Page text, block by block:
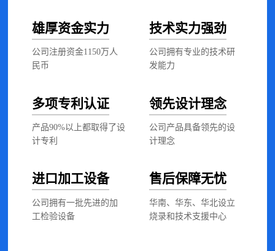
雄厚资金实力
公司注册资金1150万人
民币
技术实力强劲
公司拥有专业的技术研
发能力
多项专利认证
产品90%以上都取得了设
计专利
领先设计理念
公司产品具备领先的设
计理念
进口加工设备
公司拥有一批先进的加
工检验设备
售后保障无忧
华南、华东、华北设立
烧录和技术支援中心